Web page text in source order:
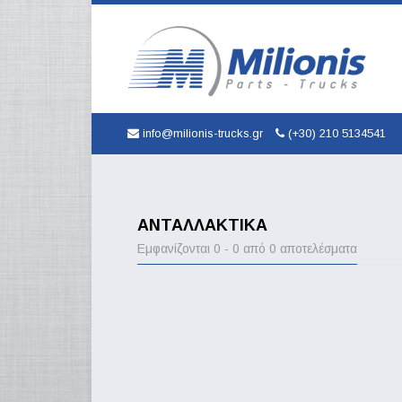
info@milionis-trucks.gr (+30) 210 5134541
ΑΝΤΑΛΛΑΚΤΙΚΆ
Εμφανίζονται 0 - 0 από 0 αποτελέσματα